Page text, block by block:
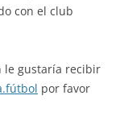
con el club
le gustaría recibir
por favor